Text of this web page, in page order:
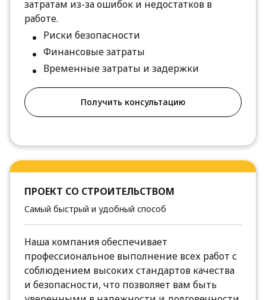
затратам из-за ошибок и недостатков в
работе.
Риски безопасности
Финансовые затраты
Временные затраты и задержки
Получить консультацию
ПРОЕКТ СО СТРОИТЕЛЬСТВОМ
Самый быстрый и удобный способ
Наша компания обеспечивает
профессиональное выполнение всех работ с
соблюдением высоких стандартов качества
и безопасности, что позволяет вам быть